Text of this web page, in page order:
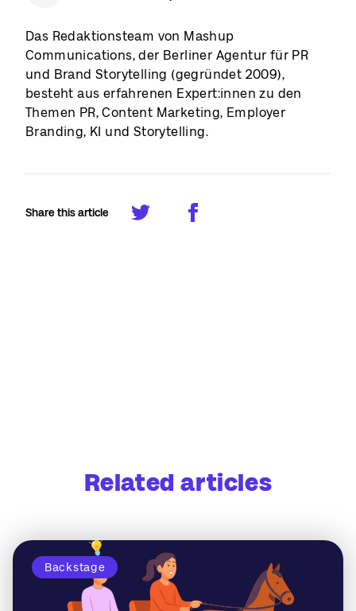
Das Redaktionsteam von Mashup
Communications, der Berliner Agentur für PR
und Brand Storytelling (gegründet 2009),
besteht aus erfahrenen Expert:innen zu den
Themen PR, Content Marketing, Employer
Branding, KI und Storytelling.
Share this article
Related articles
Backstage